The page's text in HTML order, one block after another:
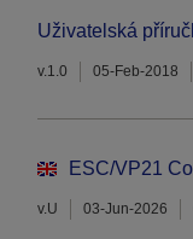
Uživatelská
v.1.0 05-Feb-2018
ESC/VP21
v.U 03-Jun-2026